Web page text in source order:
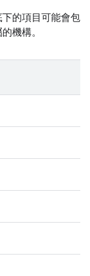
下的項目可能會包
機構。